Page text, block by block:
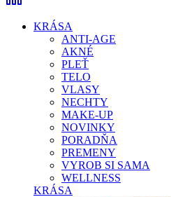
KRÁSA
ANTI-AGE
AKNÉ
PLEŤ
TELO
VLASY
NECHTY
MAKE-UP
NOVINKY
PORADŇA
PREMENY
VYROB SI SAMA
WELLNESS
KRÁSA